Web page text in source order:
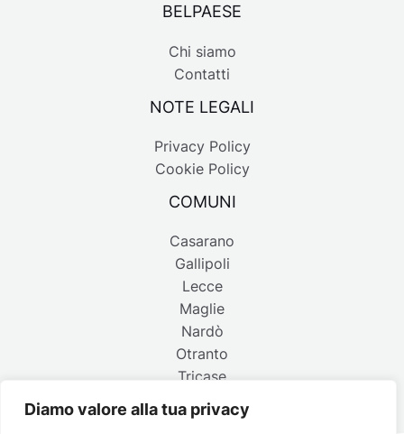
Diamo valore alla tua privacy
BELPAESE
Chi siamo
Contatti
NOTE LEGALI
Privacy Policy
Cookie Policy
COMUNI
Casarano
Gallipoli
Lecce
Maglie
Nardò
Otranto
Tricase